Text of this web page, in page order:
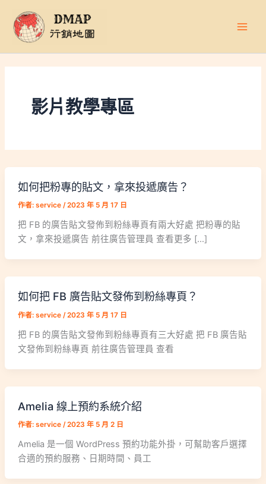
影片教學專區
如何把粉專的貼文，拿來投遞廣告？
作者: service /2023 年 5 月 17 日
把 FB 的廣告貼文發佈到粉絲專頁有兩大好處 把粉專的貼
文，拿來投遞廣告 前往廣告管理員 查看更多 […]
如何把 FB 廣告貼文發佈到粉絲專頁？
作者: service /2023 年 5 月 17 日
把 FB 的廣告貼文發佈到粉絲專頁有三大好處 把 FB 廣告貼
文發佈到粉絲專頁 前往廣告管理員 查看
Amelia 線上預約系統介紹
作者: service /2023 年 5 月 2 日
Amelia 是一個 WordPress 預約功能外掛，可幫助客戶選擇
合適的預約服務、日期時間、員工